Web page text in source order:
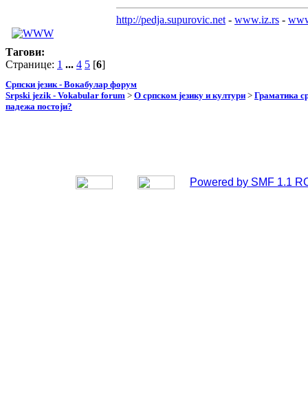
http://pedja.supurovic.net - www.iz.rs -
Тагови:
Странице: 1 ... 4 5 [6]
Српски језик - Вокабулар форум
Srpski jezik - Vokabular forum > О српском језику и култури > Граматика
падежа постоји?
Powered by SMF 1.1